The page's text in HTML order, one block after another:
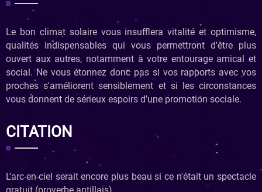
Le bon climat solaire vous insufflera vitalité et optimisme,
qualités indispensables qui vous permettront d'être plus
ouvert aux autres, notamment à votre entourage amical et
social. Ne vous étonnez donc pas si vos rapports avec vos
proches s'améliorent sensiblement et si les circonstances
vous donnent de sérieux espoirs d'une promotion sociale.
CITATION
L'arc-en-ciel serait encore plus beau si ce n'était un spectacle